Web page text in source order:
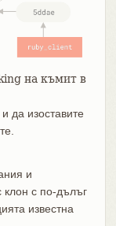
на къмит в
да изоставите
и
с по-дълъг
известна